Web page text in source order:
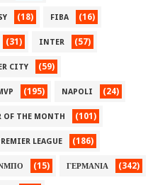
(18) FIBA (16)
(31) INTER (57)
CITY (59)
(195) NAPOLI (24)
OF THE MONTH (101)
LEAGUE (186)
(15) ΓΕΡΜΑΝΙΑ (342)